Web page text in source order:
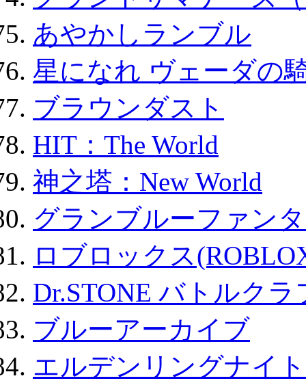
あやかしランブル
星になれ ヴェーダの
ブラウンダスト
HIT：The World
神之塔：New World
グランブルーファン
ロブロックス
Dr.STONE バトルク
ブルーアーカイブ
エルデンリングナイ